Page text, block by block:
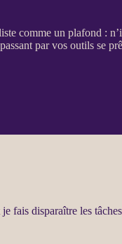
comme un plafond :
par vos outils se
fais disparaître les